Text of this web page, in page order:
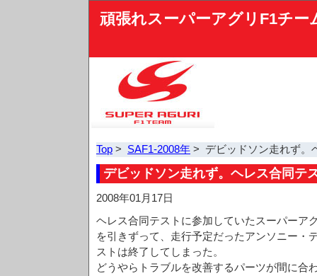
頑張れスーパーアグリF1チー
Top > SAF1-2008年 > デビッドソン走れず。
デビッドソン走れず。ヘレス合同テ
2008年01月17日
ヘレス合同テストに参加していたスーパーア
を引きずって、走行予定だったアンソニー・
ストは終了してしまった。
どうやらトラブルを改善するパーツが間に合